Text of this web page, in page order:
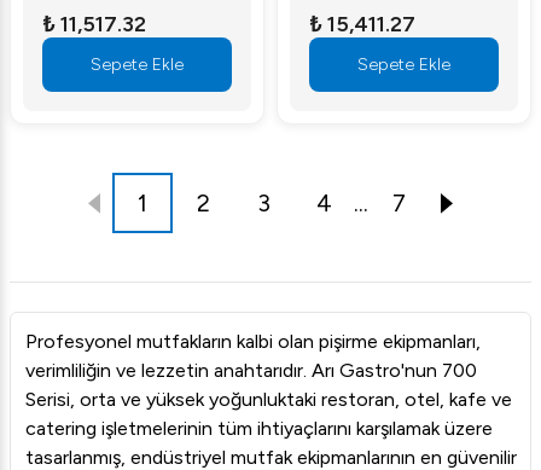
₺ 11,517.32
Sepete Ekle
₺ 15,411.27
Sepete Ekle
1 2 3 4 ... 7
Profesyonel mutfakların kalbi olan pişirme ekipmanları,
verimliliğin ve lezzetin anahtarıdır. Arı Gastro'nun 700
Serisi, orta ve yüksek yoğunluktaki restoran, otel, kafe ve
catering işletmelerinin tüm ihtiyaçlarını karşılamak üzere
tasarlanmış, endüstriyel mutfak ekipmanlarının en güvenilir